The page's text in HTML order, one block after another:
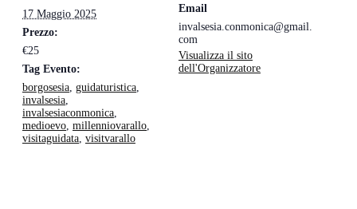
17 Maggio 2025
Prezzo:
€25
Tag Evento:
borgosesia guidaturistica
invalsesia
invalsesiaconmonica
medioevo millenniovarallo
visitaguidata visitvarallo
Email
invalsesia.conmonica@gmail.
com
Visualizza il sito
dell'Organizzatore